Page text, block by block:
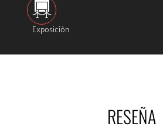
Exposición
RESEÑA